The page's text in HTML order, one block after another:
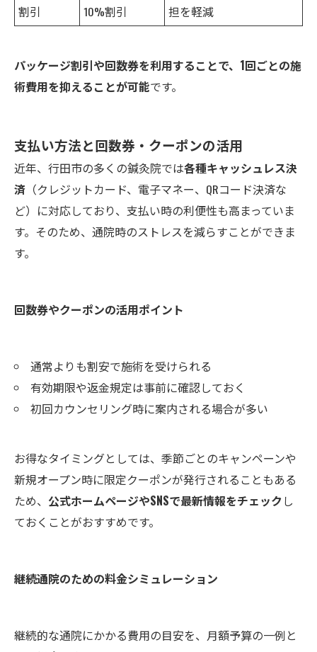
割引
10%割引
担を軽減
パッケージ割引や回数券を利用することで、1回ごとの施
術費用を抑えることが可能です。
支払い方法と回数券・クーポンの活用
近年、行田市の多くの鍼灸院では各種キャッシュレス決
済 （クレジットカード、電子マネー、QRコード決済な
ど）に対応しており、支払い時の利便性も高まっていま
す。そのため、通院時のストレスを減らすことができま
す。
回数券やクーポンの活用ポイント
通常よりも割安で施術を受けられる
有効期限や返金規定は事前に確認しておく
初回カウンセリング時に案内される場合が多い
お得なタイミングとしては、季節ごとのキャンペーンや
新規オープン時に限定クーポンが発行されることもある
ため、 公式ホームページやSNSで最新情報をチェックし
ておくことがおすすめです。
継続通院のための料金シミュレーション
継続的な通院にかかる費用の目安を、月額予算の一例と